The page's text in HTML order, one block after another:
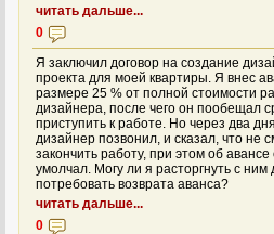
читать дальше...
0
Я заключил договор на создание
проекта для моей квартиры. Я внес
размере 25 % от полной стоимости
дизайнера, после чего он пообещал
приступить к работе. Но через два дня
дизайнер позвонил, и сказал, что не
закончить работу, при этом об авансе
умолчал. Могу ли я расторгнуть с ним
потребовать возврата аванса?
читать дальше...
0